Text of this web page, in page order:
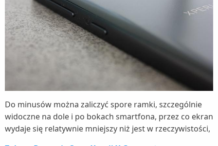
Do minusów można zaliczyć spore ramki, szczególnie
widoczne na dole i po bokach smartfona, przez co ekran
wydaje się relatywnie mniejszy niż jest w rzeczywistości,